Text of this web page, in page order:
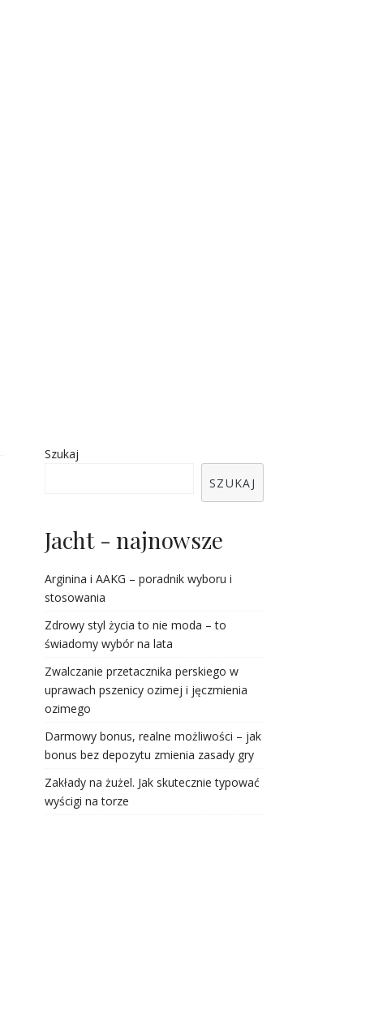
Szukaj
SZUKAJ
Jacht - najnowsze
Arginina i AAKG – poradnik wyboru i
stosowania
Zdrowy styl życia to nie moda – to
świadomy wybór na lata
Zwalczanie przetacznika perskiego w
uprawach pszenicy ozimej i jęczmienia
ozimego
Darmowy bonus, realne możliwości – jak
bonus bez depozytu zmienia zasady gry
Zakłady na żużel. Jak skutecznie typować
wyścigi na torze